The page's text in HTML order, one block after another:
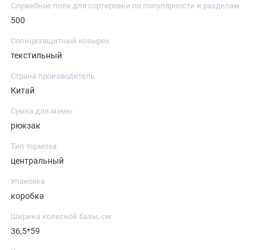
Служебное поле для сортировки по популярности и разделам
500
Солнцезащитный козырек
текстильный
Страна производитель
Китай
Сумка для мамы
рюкзак
Тип тормоза
центральный
Упаковка
коробка
Ширина колесной базы, см
36,5*59